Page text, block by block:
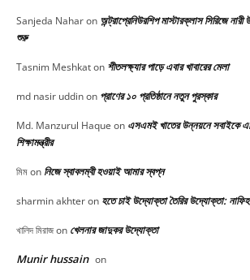
Sanjeda Naharon অন্ট্রাপ্রেনিউরশিপ মাস্টারক্লাস সিরিজে
শুরু
Tasnim Meshkaton শীতলক্ষ্যার পাড়ে এবার খাবারের মেলা
md nasir uddinon প্রাণের ১০ প্রতিষ্ঠানে নতুন পুরস্কার
Md. Manzurul Haque on এসএমই খাতের উন্নয়নে সবাইকে
শিক্ষামন্ত্রীর
মিমon নিজে স্বাবলম্বী হওয়াই আমার স্বপ্ন
sharmin akhteron হতে চাই উদ্যোক্তা তৈরির উদ্যোক্তা:
খালিদ মিরাজon খেলনার জাদুকর উদ্যোক্তা
Munir hussain on